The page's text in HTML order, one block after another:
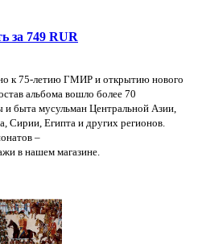
за 749 RUR
к 75-летию ГМИР и открытию нового
альбома вошло более 70
и быта мусульман Центральной Азии,
Сирии, Египта и других регионов.
–
в нашем магазине.